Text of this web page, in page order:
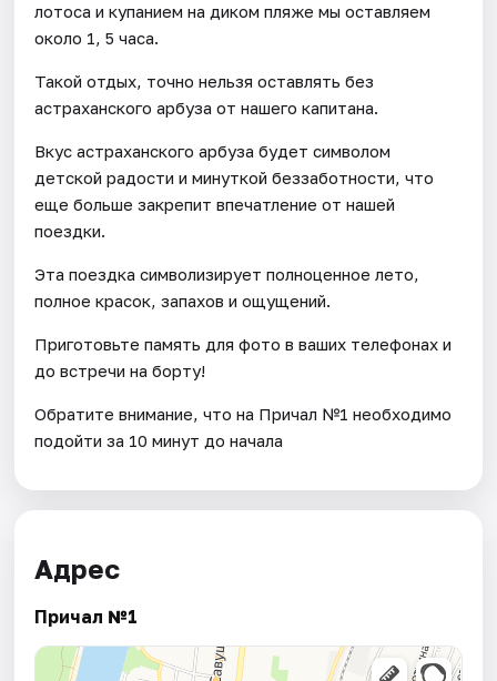
лотоса и купанием на диком пляже мы оставляем
около 1, 5 часа.
Такой отдых, точно нельзя оставлять без
астраханского арбуза от нашего капитана.
Вкус астраханского арбуза будет символом
детской радости и минуткой беззаботности, что
еще больше закрепит впечатление от нашей
поездки.
Эта поездка символизирует полноценное лето,
полное красок, запахов и ощущений.
Приготовьте память для фото в ваших телефонах и
до встречи на борту!
Обратите внимание, что на Причал №1 необходимо
подойти за 10 минут до начала
Адрес
Причал №1